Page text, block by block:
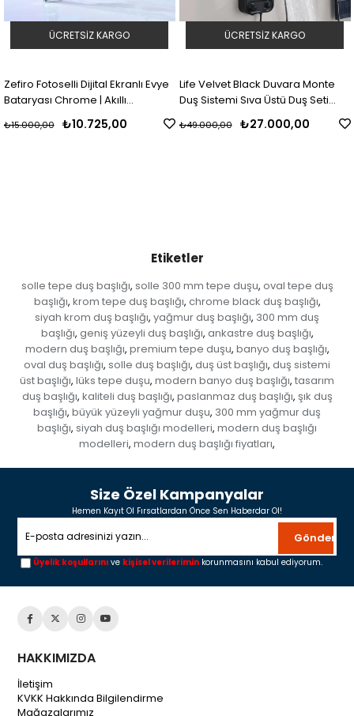
Zefiro Fotoselli Dijital Ekranlı Evye
Bataryası Chrome | Akıllı
₺10.725,00
₺15.000,00
ÜCRETSIZ KARGO
Life Velvet Black Duvara Monte
Duş Sistemi Sıva Üstü Duş Seti
₺27.000,00
₺49.000,00
ÜCRETSIZ KARGO
Etiketler
solle tepe duş başlığı, solle 300 mm tepe duşu, oval tepe duş
başlığı, krom tepe duş başlığı, chrome black duş başlığı,
siyah krom duş başlığı, yağmur duş başlığı, 300 mm duş
başlığı, geniş yüzeyli duş başlığı, ankastre duş başlığı,
modern duş başlığı, premium tepe duşu, banyo duş başlığı,
oval duş başlığı, solle duş başlığı, duş üst başlığı, duş sistemi
üst başlığı, lüks tepe duşu, modern banyo duş başlığı, tasarım
duş başlığı, kaliteli duş başlığı, paslanmaz duş başlığı, şık duş
başlığı, büyük yüzeyli yağmur duşu, 300 mm yağmur duş
başlığı, siyah duş başlığı modelleri, modern duş başlığı
modelleri, modern duş başlığı fiyatları,
Size Özel Kampanyalar
Hemen Kayıt Ol Fırsatlardan Önce Sen Haberdar Ol!
Gönder
Üyelik koşullarını ve kişisel verilerimin korunmasını kabul ediyorum.
HAKKIMIZDA
İletişim
KVKK Hakkında Bilgilendirme
Mağazalarımız